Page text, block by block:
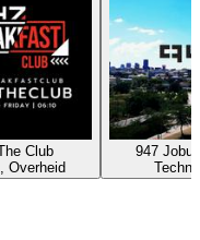
Club
Overheid
947